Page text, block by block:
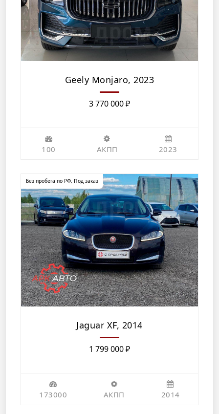
Geely Monjaro, 2023
3 770 000₽
100 АКПП 2023
Без пробега по РФ, Под заказ
Jaguar XF, 2014
1 799 000₽
173000 АКПП 2014